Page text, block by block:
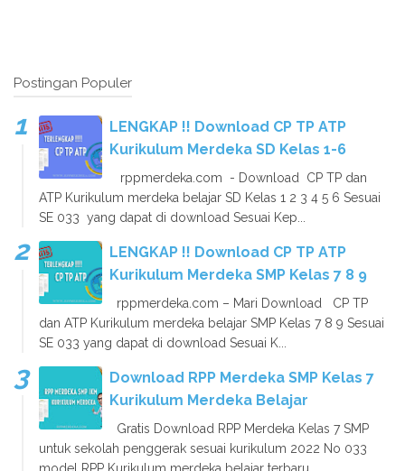
Postingan Populer
LENGKAP !! Download CP TP ATP
Kurikulum Merdeka SD Kelas 1-6
rppmerdeka.com - Download CP TP dan
ATP Kurikulum merdeka belajar SD Kelas 1 2 3 4 5 6 Sesuai
SE 033 yang dapat di download Sesuai Kep...
LENGKAP !! Download CP TP ATP
Kurikulum Merdeka SMP Kelas 7 8 9
rppmerdeka.com – Mari Download CP TP
dan ATP Kurikulum merdeka belajar SMP Kelas 7 8 9 Sesuai
SE 033 yang dapat di download Sesuai K...
Download RPP Merdeka SMP Kelas 7
Kurikulum Merdeka Belajar
Gratis Download RPP Merdeka Kelas 7 SMP
untuk sekolah penggerak sesuai kurikulum 2022 No 033